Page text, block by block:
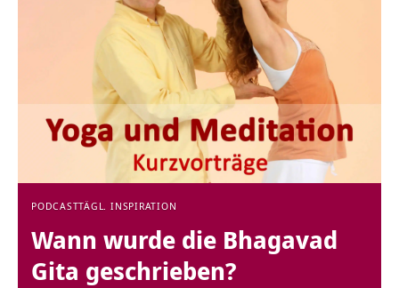
PODCASTTÄGL. INSPIRATION
Wann wurde die Bhagavad
Gita geschrieben?